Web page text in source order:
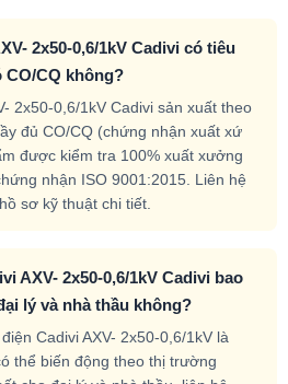
2x50-0,6/1kV Cadivi có tiêu
CO/CQ không?
2x50-0,6/1kV Cadivi sản xuất theo
đủ CO/CQ (chứng nhận xuất xứ
được kiểm tra 100% xuất xưởng
nhận ISO 9001:2015. Liên hệ
sơ kỹ thuật chi tiết.
AXV- 2x50-0,6/1kV Cadivi bao
lý và nhà thầu không?
Cadivi AXV- 2x50-0,6/1kV là
thể biến động theo thị trường